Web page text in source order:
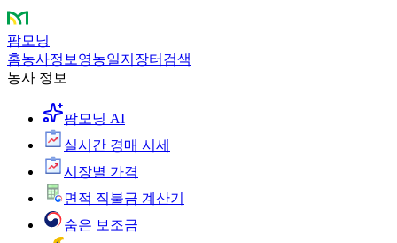
팜모닝
홈농사정보 영농일지 장터 검색
농사 정보
팜모닝 AI
실시간 경매 시세
시장별 가격
면적 직불금 계산기
숨은 보조금